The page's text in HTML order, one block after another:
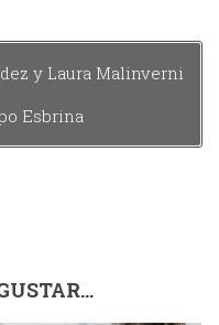
y Laura Malinverni
Esbrina